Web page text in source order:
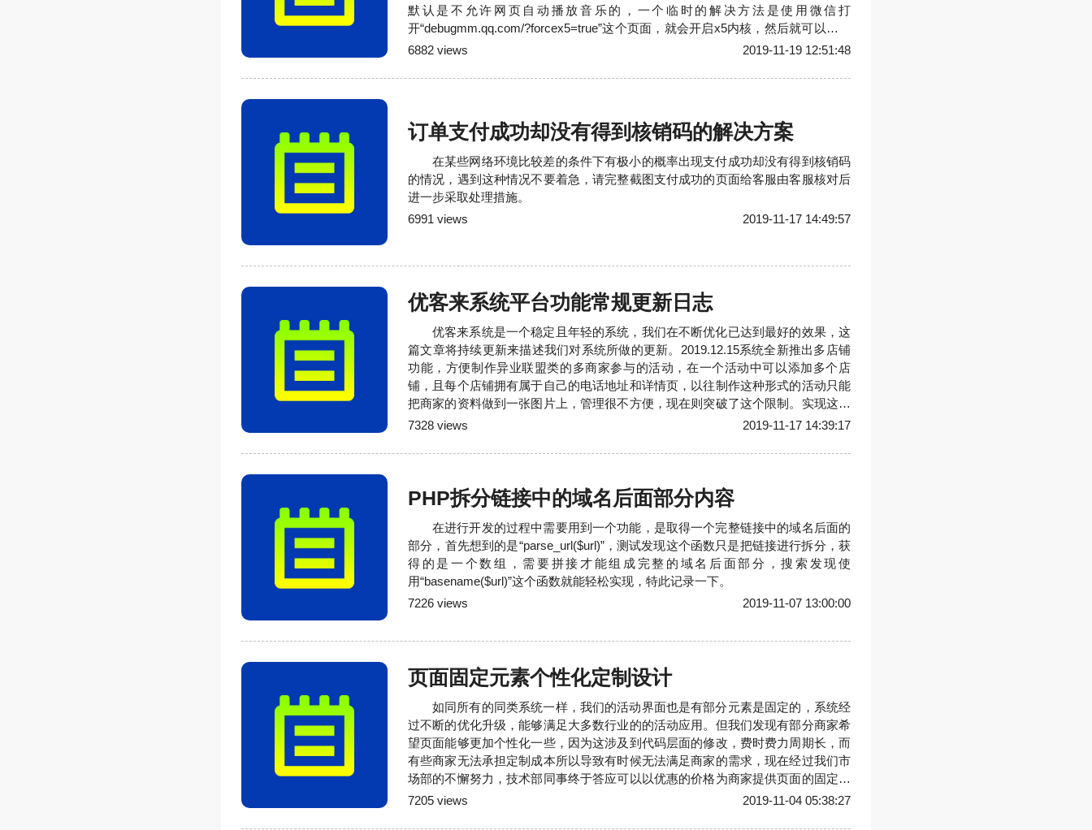
默认是不允许网页自动播放音乐的，一个临时的解决方法是使用微信打
开“debugmm.qq.com/?forcex5=true”这个页面，就会开启x5内核，然后就可以正常
播放了，但是我们也总不能去告诉每个不能播放音乐客户要这么去做。虽然我们认
事，毕竟人们也不总是处于适合播
6882 views 2019-11-19 12:51:48
订单支付成功却没有得到核销码的解决方案
在某些网络环境比较差的条件下有极小的概率出现支付成功却没有得到核销码
的情况，遇到这种情况不要着急，请完整截图支付成功的页面给客服由客服核对后
进一步采取处理措施。
6991 views
2019-11-17 14:49:57
优客来系统平台功能常规更新日志
优客来系统是一个稳定且年轻的系统，我们在不断优化已达到最好的效果，这
篇文章将持续更新来描述我们对系统所做的更新。2019.12.15系统全新推出多店铺
功能，方便制作异业联盟类的多商家参与的活动，在一个活动中可以添加多个店
铺，且每个店铺拥有属于自己的电话地址和详情页，以往制作这种形式的活动只能
把商家的资料做到一张图片上，管理很不方便，现在则突破了这个限制。实现这个
功能的时候解决了大量的兼容性问题，实属不易。2019.12.131、为了避免商家频繁
有结束的时候最低金额为500元，当活动已
7328 views 2019-11-17 14:39:17
PHP拆分链接中的域名后面部分内容
在进行开发的过程中需要用到一个功能，是取得一个完整链接中的域名后面的
部分，首先想到的是“parse_url($url)”，测试发现这个函数只是把链接进行拆分，获
得的是一个数组，需要拼接才能组成完整的域名后面部分，搜索发现使
用“basename($url)”这个函数就能轻松实现，特此记录一下。
7226 views
2019-11-07 13:00:00
页面固定元素个性化定制设计
如同所有的同类系统一样，我们的活动界面也是有部分元素是固定的，系统经
过不断的优化升级，能够满足大多数行业的的活动应用。但我们发现有部分商家希
望页面能够更加个性化一些，因为这涉及到代码层面的修改，费时费力周期长，而
有些商家无法承担定制成本所以导致有时候无法满足商家的需求，现在经过我们市
场部的不懈努力，技术部同事终于答应可以以优惠的价格为商家提供页面的固定元
素个性化定制服务了。如果需要个性化定制你的页面，请与客服联系，我们会根据
7205 views 2019-11-04 05:38:27